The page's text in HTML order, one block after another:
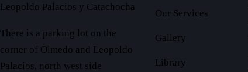
Leopoldo Palacios y Catachocha
There is a parking lot on the
corner of Olmedo and Leopoldo
Palacios, north west side
Our Services
Gallery
Library